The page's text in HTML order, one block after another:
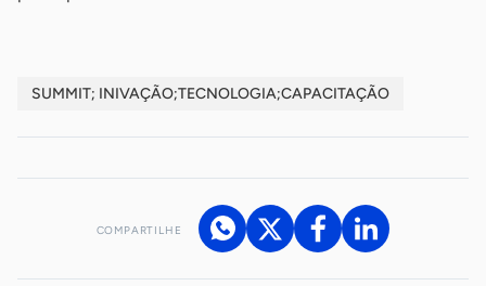
SUMMIT; INIVAÇÃO;TECNOLOGIA;CAPACITAÇÃO
COMPARTILHE